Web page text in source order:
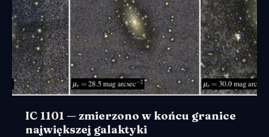
IC 1101 — zmierzono w końcu granice
największej galaktyki